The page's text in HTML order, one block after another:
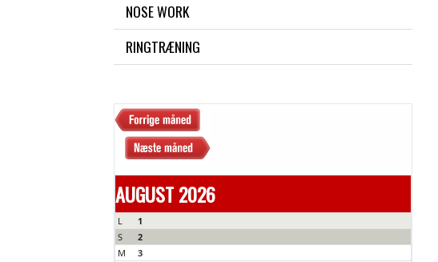
NOSE WORK
RINGTRÆNING
AUGUST 2026
L
1
S
2
M
3